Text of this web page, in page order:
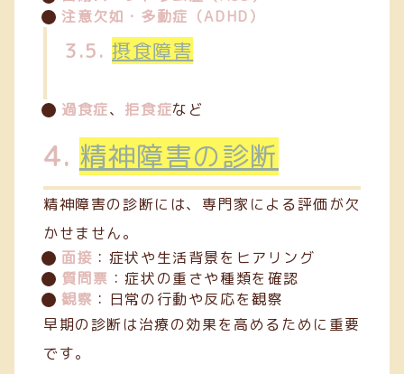
注意欠如・多動症（ADHD）
3.5. 摂食障害
過食症、 拒食症など
4. 精神障害の診断
精神障害の診断には、専門家による評価が欠
かせません。
面接 ：症状や生活背景をヒアリング
質問票 ：症状の重さや種類を確認
観察 ：日常の行動や反応を観察
早期の診断は治療の効果を高めるために重要
です。